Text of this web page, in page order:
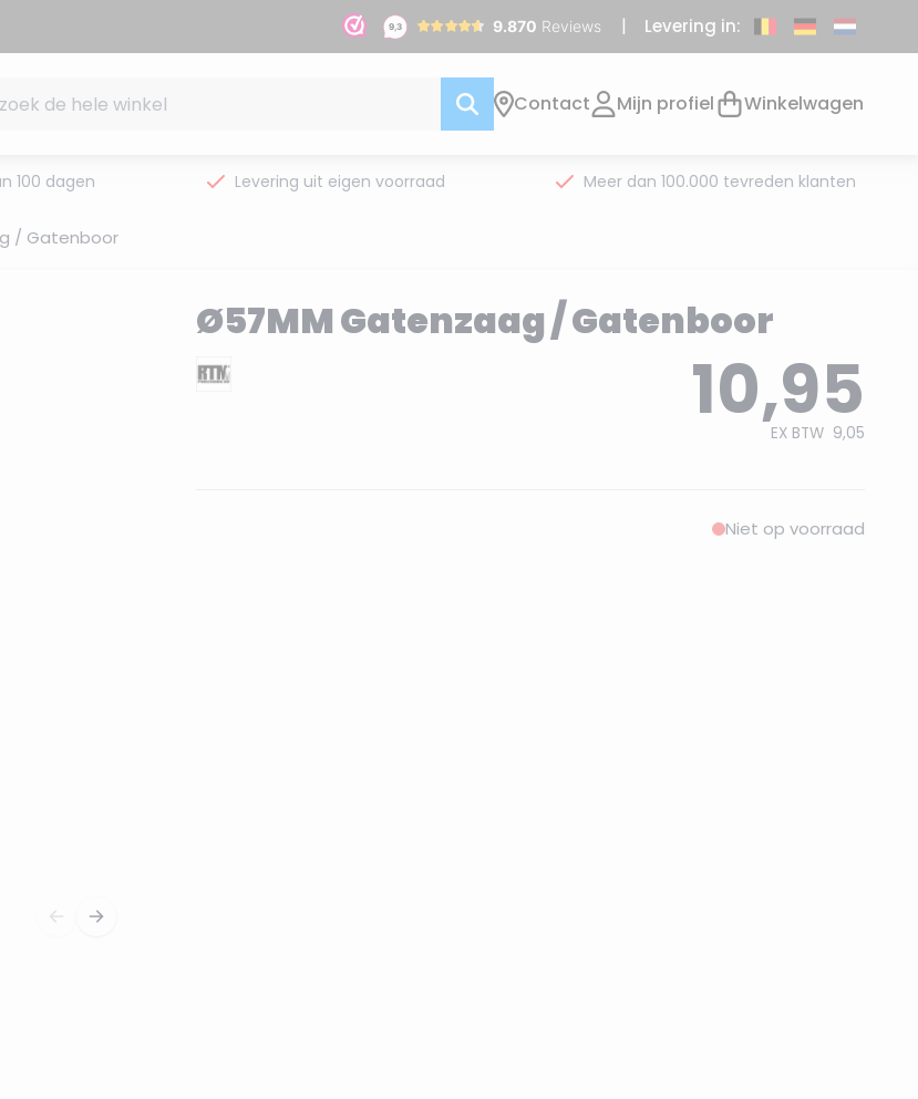
Levering in:
Contact Mijn profiel Winkelwagen
100 dagen Levering uit eigen voorraad Meer dan 100.000 tevreden klanten
/ Gatenboor
Ø57MM Gatenzaag / Gatenboor
10,95
EX BTW 9,05
Niet op voorraad